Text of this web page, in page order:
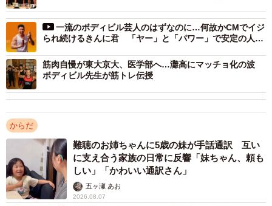
【2位：不調を改善するため】
▽健康診断で「コレステロール値が高い」と言われてしま
ったので（34歳男性）
▽在宅勤務の割合が増えてから、肩こりなどの不調が出る
ようになったので（51歳女性）
▽うっすらとした頭痛が頻繁に起こり、身体がだるくて重
いと感じる日も多かったので（42歳女性）
【3位：体力・筋力不足を感じた】
▽年齢による肉体の衰えを感じてきたから（48歳男性）
▽座りっぱなしの仕事で、だんだん筋力が落ちてきている
と思ったので（51歳女性）
一流のボディビル芸人のはずなのに…何故かCMでイジ
られ続けるきんに君 「ヤー」と「パワー」で安定の人気
筋肉自慢が東大京大、医学部へ…灘高にマッチョ化の波
ボディビル先生が筋トレ伝授
からだ
難聴のお姉ちゃんに5歳の妹が手話通訳 互い
に支え合う家族の日常に反響「妹ちゃん、頼も
しい」「かわいい通訳さん」
五ヶ瀬 あお
2026.08.07